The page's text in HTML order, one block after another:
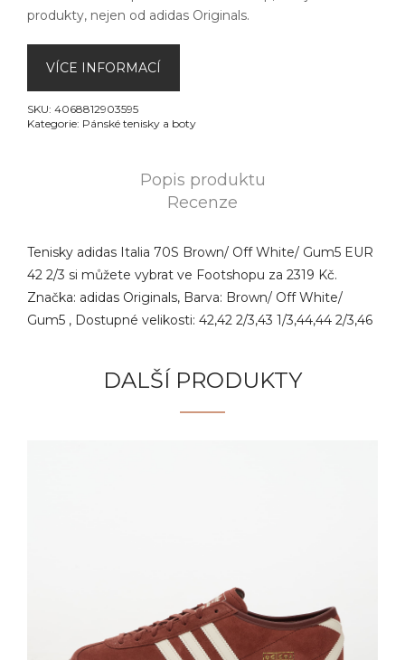
produkty, nejen od adidas Originals.
VÍCE INFORMACÍ
SKU: 4068812903595
Kategorie: Pánské tenisky a boty
Popis produktu
Recenze
Tenisky adidas Italia 70S Brown/ Off White/ Gum5 EUR
42 2/3 si můžete vybrat ve Footshopu za 2319 Kč.
Značka: adidas Originals, Barva: Brown/ Off White/
Gum5 , Dostupné velikosti: 42,42 2/3,43 1/3,44,44 2/3,46
DALŠÍ PRODUKTY